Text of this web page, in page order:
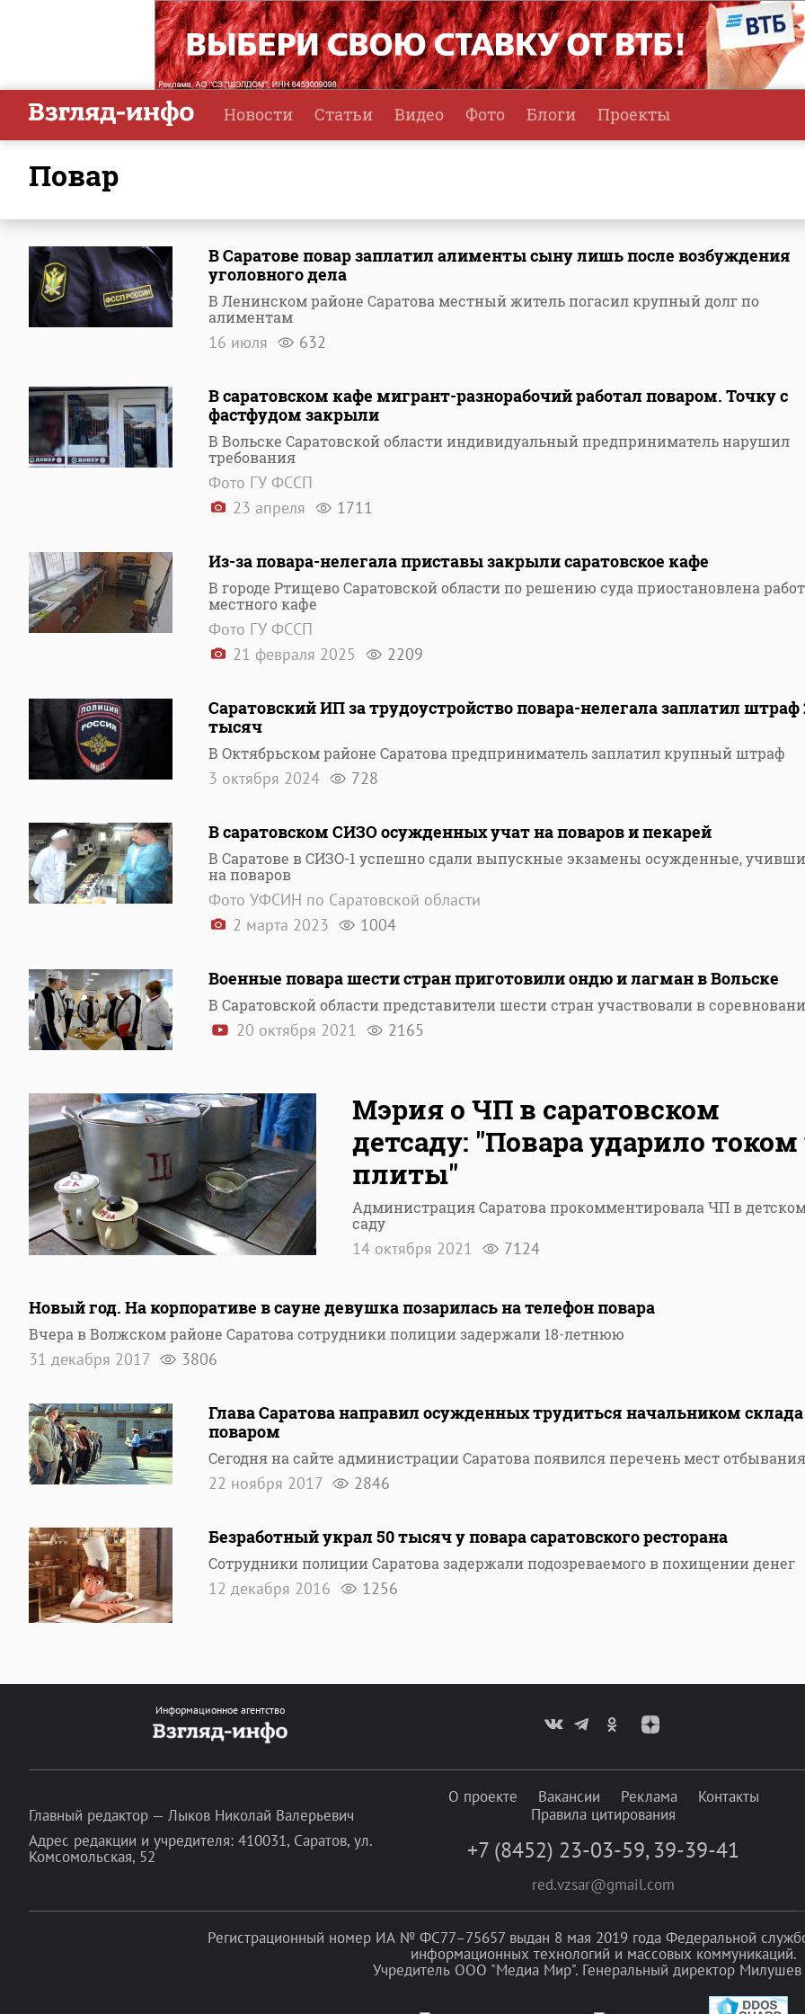
Новости Статьи Видео Фото Блоги Проекты
повар
В Саратове повар заплатил алименты сыну лишь после возбуждения
уголовного дела
В Ленинском районе Саратова местный житель погасил крупный долг по
алиментам
16 июля 632
В саратовском кафе мигрант-разнорабочий работал поваром. Точку с
фастфудом закрыли
В Вольске Саратовской области индивидуальный предприниматель нарушил
требования
Фото ГУ ФССП
23 апреля
1711
Из-за повара-нелегала приставы закрыли саратовское кафе
В городе Ртищево Саратовской области по решению суда приостановлена
местного кафе
Фото ГУ ФССП
21 февраля 2025
2209
Саратовский ИП за трудоустройство повара-нелегала заплатил штраф
тысяч
В Октябрьском районе Саратова предприниматель заплатил крупный штраф
3 октября 2024 728
В саратовском СИЗО осужденных учат на поваров и пекарей
В Саратове в СИЗО-1 успешно сдали выпускные экзамены осужденные,
на поваров
Фото УФСИН по Саратовской области
2 марта 2023
1004
Военные повара шести стран приготовили ондю и лагман в Вольске
В Саратовской области представители шести стран участвовали в
20 октября 2021 2165
Мэрия о ЧП в саратовском
детсаду: "Повара ударило током
плиты"
Администрация Саратова прокомментировала ЧП в
саду
14 октября 2021 7124
Новый год. На корпоративе в сауне девушка позарилась на телефон повара
Вчера в Волжском районе Саратова сотрудники полиции задержали 18-летнюю
31 декабря 2017 3806
Глава Саратова направил осужденных трудиться начальником
поваром
Сегодня на сайте администрации Саратова появился перечень мест отбывания
22 ноября 2017 2846
Безработный украл 50 тысяч у повара саратовского ресторана
Сотрудники полиции Саратова задержали подозреваемого в похищении денег
12 декабря 2016 1256
Информационное агентство
Главный редактор — Лыков Николай Валерьевич
Адрес редакции и учредителя: 410031, Саратов, ул.
Комсомольская, 52
О проекте Вакансии Реклама
Контакты
Правила цитирования
+7 (8452) 23-03-59, 39-39-41
red.vzsar@gmail.com
Регистрационный номер ИА № ФС77–75657 выдан 8 мая 2019 года Федеральной
информационных технологий и массовых коммуникаций.
Учредитель ООО "Медиа Мир". Генеральный директор